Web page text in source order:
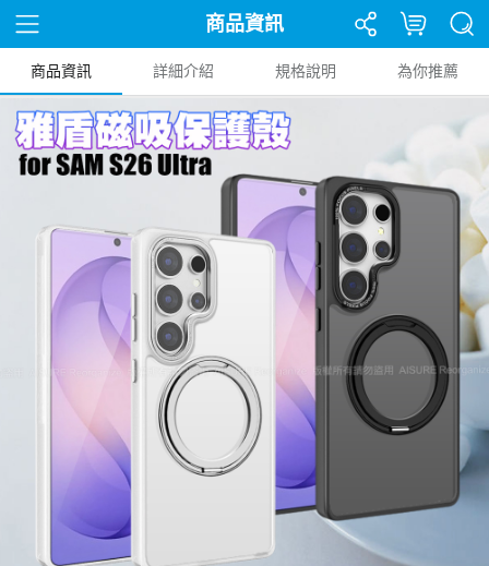
商品資訊
商品資訊 詳細介紹 規格說明 為你推薦